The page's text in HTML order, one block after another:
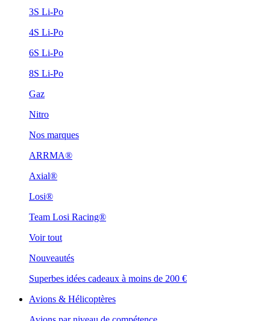
3S Li-Po
4S Li-Po
6S Li-Po
8S Li-Po
Gaz
Nitro
Nos marques
ARRMA®
Axial®
Losi®
Team Losi Racing®
Voir tout
Nouveautés
Superbes idées cadeaux à moins de 200 €
Avions & Hélicoptères